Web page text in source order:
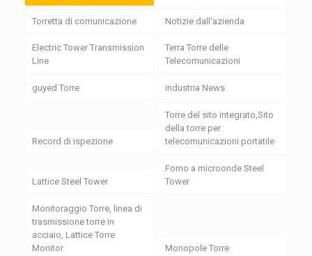
Torretta di comunicazione Notizie dall'azienda
Electric Tower Transmission
Line
Terra Torre delle
Telecomunicazioni
guyed Torre industria News
Record di ispezione
Torre del sito integrato,Sito
della torre per
telecomunicazioni portatile
Lattice Steel Tower
Forno a microonde Steel
Tower
Monitoraggio Torre, linea di
trasmissione torre in
acciaio, Lattice Torre
Monitor
Monopole Torre